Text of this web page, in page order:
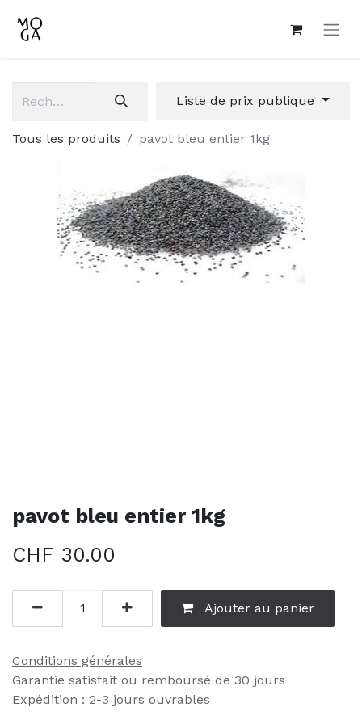
Liste de prix publique
Tous les produits pavot bleu entier 1kg
pavot bleu entier 1kg
CHF 30.00
Ajouter au panier
Conditions générales
Garantie satisfait ou remboursé de 30 jours
Expédition : 2-3 jours ouvrables